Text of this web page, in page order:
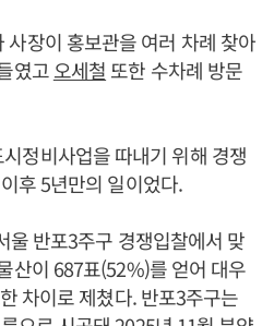
장이 홍보관을 여러 차례 찾아
였고오세철 또한 수차례 방문
정비사업을 따내기 위해 경쟁
후 5년만의 일이었다.
울 반포3주구 경쟁입찰에서 맞
산이 687표(52%)를 얻어 대우
차이로 제쳤다. 반포3주구는